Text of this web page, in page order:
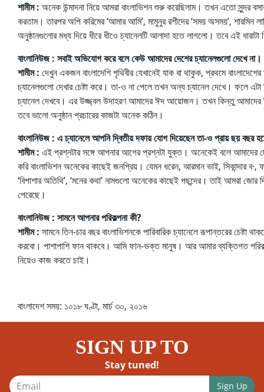
শামীম : অনেক উন্মাদনা নিয়ে আমরা বাংলাভিশন শুরু করেছিলাম। তখন এতো সুন্দর
করতাম। তারপর অপি করিমের ‘আমার আমি’, মামুনুর রশীদের ‘সময় অসময়’, শারমিন
অনুষ্ঠানগুলোর মধ্য দিয়ে ধীরে ধীওে চ্যানেলটি আলাদা হতে লাগলো। তবে এই
বাংলানিউজ : সবাই অভিযোগ করে বলে কেউ আমাদের দেশের চ্যানেলগুলো দেখে
শামীম : দেখুন একজন বাংলাদেশি পৃথিবীর যেখানেই যাক বা থাকুক, প্রথমে
চ্যানেলগুলো দেখার চেষ্টা করে। তা-ও না পেলে তখন অন্য চ্যানেল দেখে। ফলে এটা
চ্যানেল দেখবে। এর উজ্জ্বল উদাহরণ আমাদের ঈদ আয়োজন। তখন কিন্তু আমাদের
তবে ভালো অনুষ্ঠান প্রচারের কাজটা অনেক কঠিন।
বাংলানিউজ : এ চ্যানেলে আপনি দ্বিতীয় দফায় যোগ দিয়েছেন তা-ও প্রায় ছয় বছর
শামীম : এই প্রশ্নটার সঙ্গে আপনার আগের প্রশ্নটা যুক্ত। অনেকেই বলে আমাদের
করি বাংলাভিশন অনেকের কাছেই জনপ্রিয়। যেমন ধরেন, আরমান ভাই, সিকান্দার ব·,
‘বিপাশার অতিথি’, ‘মনের কথা’ নামগুলো অনেকের কাছেই পছন্দের। তাই আমরা জোর
পেরেছে।
বাংলানিউজ : সামনে আপনার পরিকল্পনা কী?
শামীম : সামনে তিন-চার বছর বাংলাভিশনকে পারিবারিক চ্যানেলে রূপান্তরের চেষ্টা
করবো। পাশাপাশি ফান থাকবে। আমি ফান-ভক্ত মানুষ। আর আমার ব্যক্তিগত
নিয়েও কাজ করতে চাই।
বাংলাদেশ সময়: ১০১৮ ঘণ্টা, মার্চ ৩০, ২০১৬
SIGN UP TO
Stay tuned!
Sign Up